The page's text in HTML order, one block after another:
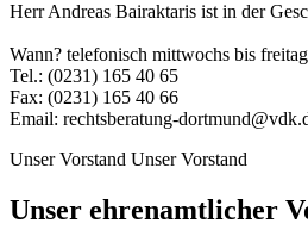
Herr Andreas Bairaktaris ist in der
Wann? telefonisch mittwochs bis
Tel.: (0231) 165 40 65
Fax: (0231) 165 40 66
Email: rechtsberatung-
Unser Vorstand Unser Vorstand
Unser ehrenamtlicher